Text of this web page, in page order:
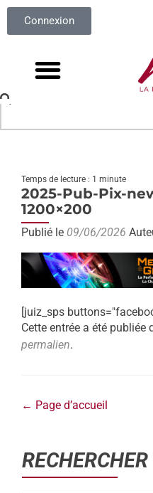
Connexion
Temps de lecture : 1 minute
2025-Pub-Pix-
1200×200
Publié le 09/06/2026
[juiz_sps
Cette entrée a été publiée
permalien.
← Page d’accueil
RECHERCHER